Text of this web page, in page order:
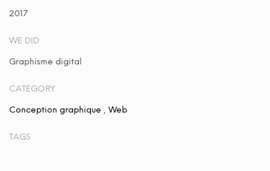
2017
WE DID
Graphisme digital
CATEGORY
Conception graphique , Web
TAGS